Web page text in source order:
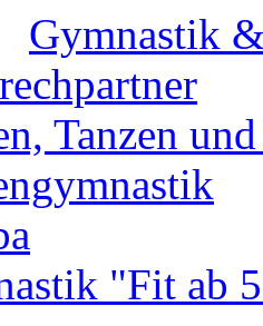
Gymnastik
Tanzen
"Fit ab